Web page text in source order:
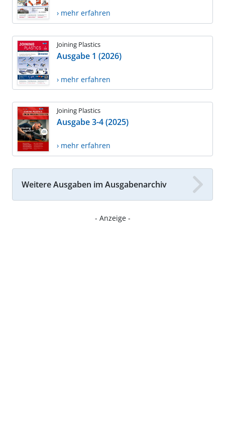
› mehr erfahren
Joining Plastics
Ausgabe 1 (2026)
› mehr erfahren
Joining Plastics
Ausgabe 3-4 (2025)
› mehr erfahren
Weitere Ausgaben im Ausgabenarchiv
- Anzeige -